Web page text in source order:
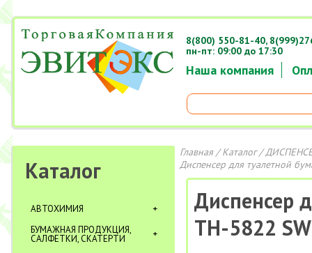
Наша компания
8(800) 550-81-40,
пн-пт: 09:00 до 17:30
Каталог
АВТОХИМИЯ
БУМАЖНАЯ ПРОДУКЦИЯ,
САЛФЕТКИ, СКАТЕРТИ
Главная/Каталог/
Диспенсер для туалетной
Диспенсер
TН-5822